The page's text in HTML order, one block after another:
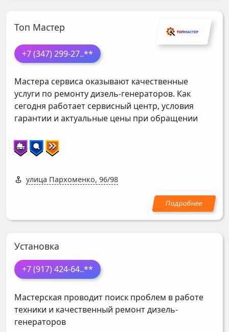
Топ Мастер
+7 (347) 299-27..**
Мастера сервиса оказывают качественные
услуги по ремонту дизель-генераторов. Как
сегодня работает сервисный центр, условия
гарантии и актуальные цены при обращении
улица Пархоменко, 96/98
Установка
+7 (917) 424-64..**
Мастерская проводит поиск проблем в работе
техники и качественный ремонт дизель-
генераторов